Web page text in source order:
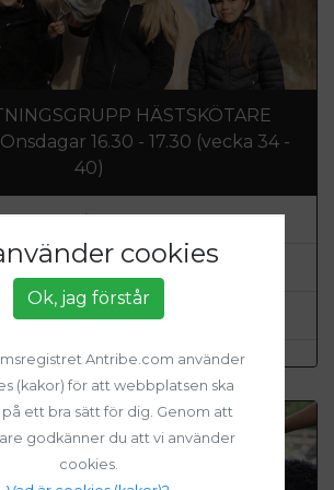
HÄSTSKÖTARE
16.30 - 17.30 (vecka 34 -
40)
Sävja 4H
19 Aug 2026 - 30 Sep 2026
cookies
Ok, jag förstår
Antribe.com använder
(kakor) för att webbplatsen ska
ett bra sätt för dig. Genom att
godkänner du att vi använder
cookies.